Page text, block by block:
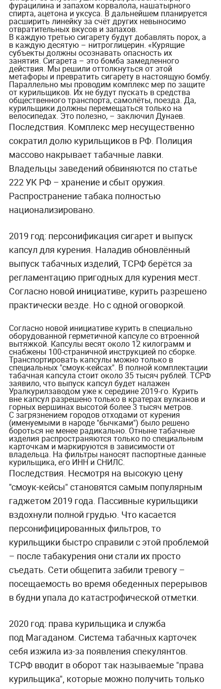
фурацилина и запахом корвалола, нашатырного
спирта, ацетона и уксуса. В дальнейшем планируется
расширить линейку за счёт других невыносимо
отвратительных вкусов и запахов.
В каждую третью сигарету будут добавлять порох, а
в каждую десятую – нитроглицерин. «Курящие
субъекты должны осознавать опасность их
занятия. Сигарета – это бомба замедленного
действия. Мы решили оттолкнуться от этой
метафоры и превратить сигарету в настоящую бомбу.
Параллельно мы проводим комплекс мер по защите
от курильщиков. Их не будут пускать в средства
общественного транспорта, самолёты, поезда. Да,
курильщики должны перемещаться только на
велосипедах. Это полезно, – заключил Дунаев.
Последствия. Комплекс мер несущественно
сократил долю курильщиков в РФ. Полиция
массово накрывает табачные лавки.
Владельцы заведений обвиняются по статье
222 УК РФ – хранение и сбыт оружия.
Распространение табака полностью
национализировано.
2019 год: персонификация сигарет и выпуск
капсул для курения. Наладив обновлённый
выпуск табачных изделий, ТСРФ берётся за
регламентацию пригодных для курения мест.
Согласно новой инициативе, курить разрешено
практически везде. Но с одной оговоркой.
Согласно новой инициативе курить в специально
оборудованной герметичной капсуле со втроенной
вытяжкой. Капсулы весят около 12 килограмм и
снабжены 100-страничной инструкцией по сборке.
Транспортировать капсулы можно только в
специальных "смоук-кейсах". В полной комплектации
табачная капсула стоит около 35 тысяч рублей. ТСРФ
заявило, что выпуск капсул будет налажен
Уралкурилзаводом уже к середине 2019-го. Курить
вне капсул разрешено только в кратерах вулканов и
горных вершинах высотой более 3 тысяч метров.
С загрязнением городов отходами от курения
(именуемыми в народе "бычками") было решено
бороться не менее радикально. Отныне табачные
изделия распространяются только по специальным
карточкам и маркируются в зависимости от
владельца. На фильтры наносят паспортные данные
курильщика, его ИНН и СНИЛС.
Последствия. Несмотря на высокую цену
"смоук-кейсы" становятся самым популярным
гаджетом 2019 года. Пассивные курильщики
вздохнули полной грудью. Что касается
персонифицированных фильтров, то
курильщики быстро справили с этой проблемой
– после табакурения они стали их просто
съедать. Сети общепита забили тревогу –
посещаемость во время обеденных перерывов
в будни упала до катастрофической отметки.
2020 год: права курильщика и служба
под Магаданом. Система табачных карточек
себя изжила из-за появления спекулянтов.
ТСРФ вводит в оборот так называемые "права
курильщика", которые можно получить только